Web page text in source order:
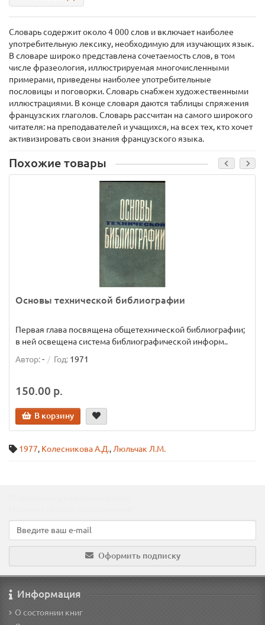
Словарь содержит около 4 000 слов и включает наиболее
употребительную лексику, необходимую для изучающих язык.
В словаре широко представлена сочетаемость слов, в том
числе фразеология, иллюстрируемая многочисленными
примерами, приведены наиболее употребительные
пословицы и поговорки. Словарь снабжен художественными
иллюстрациями. В конце словаря даются таблицы спряжения
французских глаголов. Словарь рассчитан на самого широкого
читателя: на преподавателей и учащихся, на всех тех, кто хочет
активизировать свои знания французского языка.
Похожие товары
Основы технической библиографии
Первая глава посвящена общетехнической библиографии;
в ней освещена система библиографической информ..
Автор:- Год: 1971
150.00 р.
В корзину
1977, Колесникова А.Д., Люльчак Л.М.
Оформить подписку
Информация
О состоянии книг